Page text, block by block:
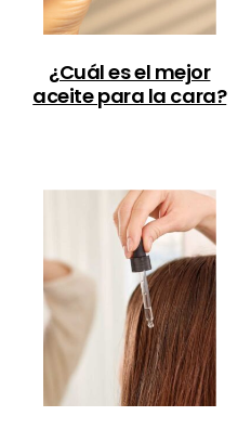
¿Cuál es el mejor
aceite para la cara?